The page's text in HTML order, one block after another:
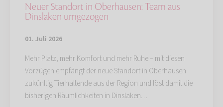
Neuer Standort in Oberhausen: Team aus
Dinslaken umgezogen
01. Juli 2026
Mehr Platz, mehr Komfort und mehr Ruhe – mit diesen
Vorzügen empfängt der neue Standort in Oberhausen
zukünftig Tierhaltende aus der Region und löst damit die
bisherigen Räumlichkeiten in Dinslaken…